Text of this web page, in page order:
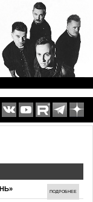
ПОДРОБНЕЕ